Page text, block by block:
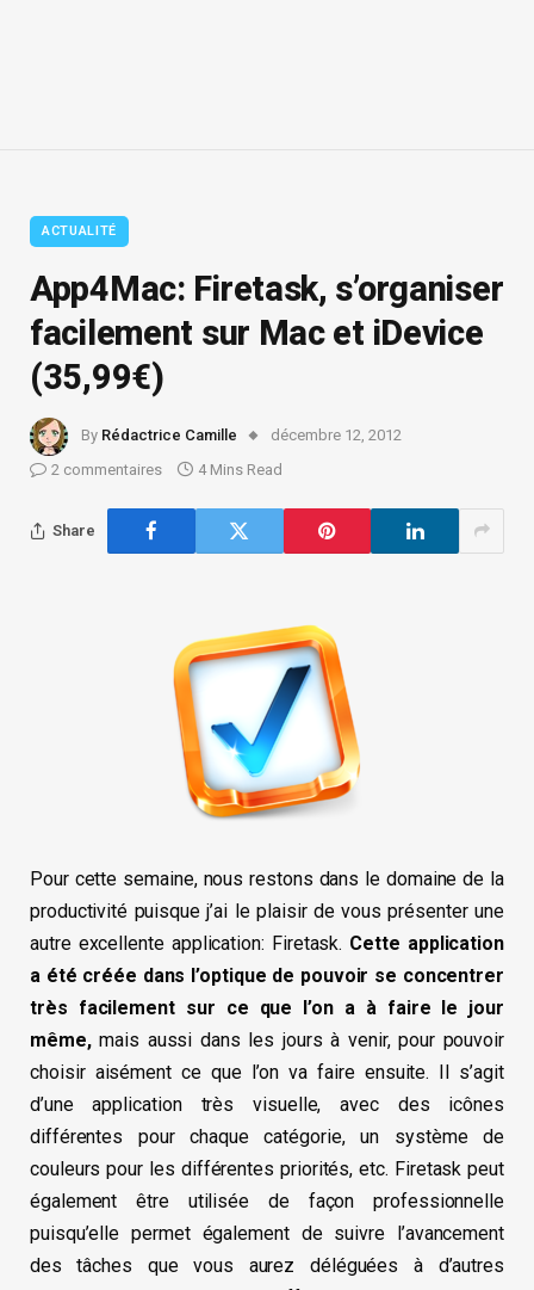
ACTUALITÉ
App4Mac: Firetask, s’organiser
facilement sur Mac et iDevice
(35,99€)
By Rédactrice Camille
décembre 12, 2012
2 commentaires
4 Mins Read
Share
Pour cette semaine, nous restons dans le domaine de la
productivité puisque j’ai le plaisir de vous présenter une
autre excellente application: Firetask. Cette application
a été créée dans l’optique de pouvoir se concentrer
très facilement sur ce que l’on a à faire le jour
même,mais aussi dans les jours à venir, pour pouvoir
choisir aisément ce que l’on va faire ensuite. Il s’agit
d’une application très visuelle, avec des icônes
différentes pour chaque catégorie, un système de
couleurs pour les différentes priorités, etc. Firetask peut
également être utilisée de façon professionnelle
puisqu’elle permet également de suivre l’avancement
des tâches que vous aurez déléguées à d’autres